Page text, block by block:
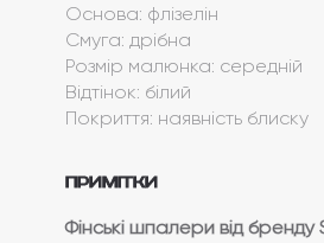
Основа: флізелін
Смуга: дрібна
Розмір малюнка: середній
Відтінок: білий
Покриття: наявність блиску
Примітки
Фінські шпалери від